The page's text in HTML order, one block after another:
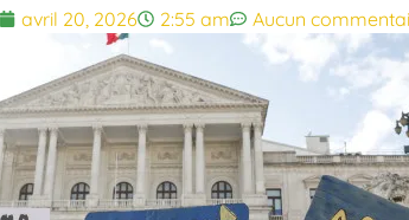
avril 20, 2026 2:55 am Aucun